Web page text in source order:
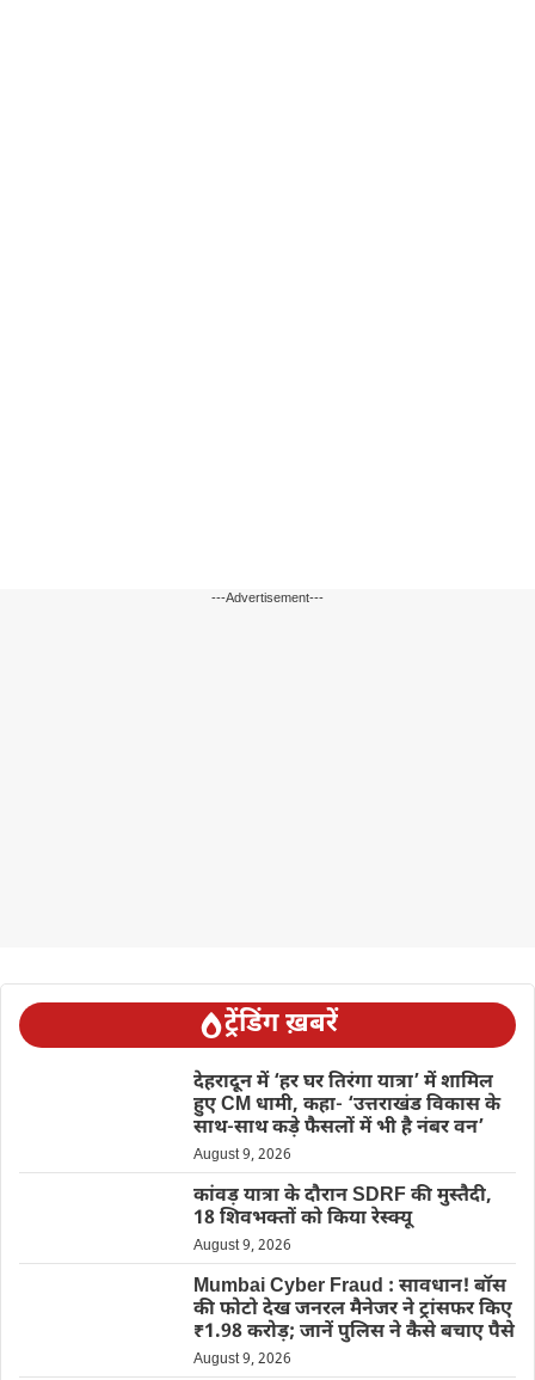
---Advertisement---
ट्रेंडिंग ख़बरें
देहरादून में ‘हर घर तिरंगा यात्रा’ में शामिल
हुए CM धामी, कहा- ‘उत्तराखंड विकास के
साथ-साथ कड़े फैसलों में भी है नंबर वन’
August 9, 2026
कांवड़ यात्रा के दौरान SDRF की मुस्तैदी,
18 शिवभक्तों को किया रेस्क्यू
August 9, 2026
Mumbai Cyber Fraud : सावधान! बॉस
की फोटो देख जनरल मैनेजर ने ट्रांसफर किए
₹1.98 करोड़; जानें पुलिस ने कैसे बचाए पैसे
August 9, 2026